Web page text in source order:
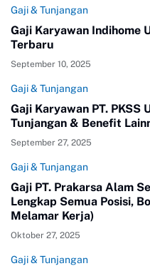
Gaji & Tunjangan
Gaji Karyawan Indihome
Terbaru
September 10, 2025
Gaji & Tunjangan
Gaji Karyawan PT. PKSS
Tunjangan & Benefit
September 27, 2025
Gaji & Tunjangan
Gaji PT. Prakarsa Alam
Lengkap Semua Posisi,
Melamar Kerja)
Oktober 27, 2025
Gaji & Tunjangan